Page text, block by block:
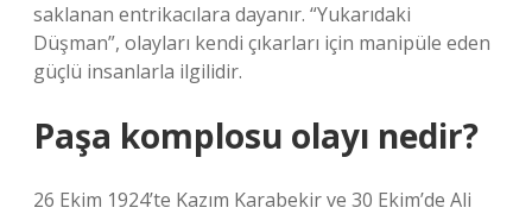
saklanan entrikacılara dayanır. “Yukarıdaki
Düşman”, olayları kendi çıkarları için manipüle eden
güçlü insanlarla ilgilidir.
Paşa komplosu olayı nedir?
26 Ekim 1924’te Kazım Karabekir ve 30 Ekim’de Ali